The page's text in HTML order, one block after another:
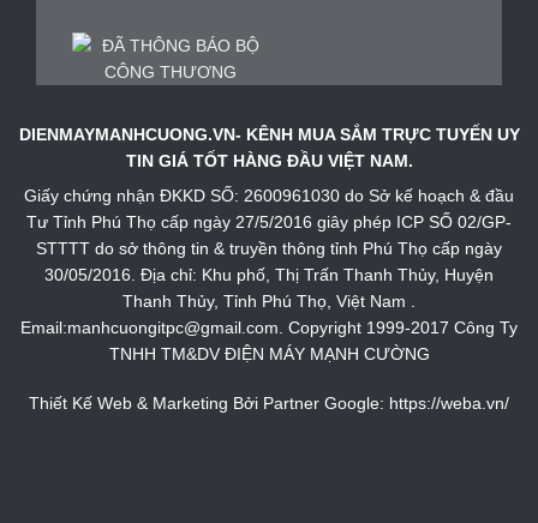
DIENMAYMANHCUONG.VN- KÊNH MUA SẮM TRỰC TUYẾN UY
TIN GIÁ TỐT HÀNG ĐẦU VIỆT NAM.
Giấy chứng nhận ĐKKD SỐ: 2600961030 do Sở kế hoạch & đầu
Tư Tỉnh Phú Thọ cấp ngày 27/5/2016 giây phép ICP SỐ 02/GP-
STTTT do sở thông tin & truyền thông tỉnh Phú Thọ cấp ngày
30/05/2016. Địa chỉ: Khu phố, Thị Trấn Thanh Thủy, Huyện
Thanh Thủy, Tỉnh Phú Thọ, Việt Nam .
Email:manhcuongitpc@gmail.com. Copyright 1999-2017 Công Ty
TNHH TM&DV ĐIỆN MÁY MẠNH CƯỜNG
Thiết Kế Web & Marketing Bởi Partner Google: https://weba.vn/